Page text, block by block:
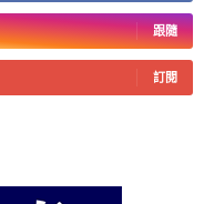
跟隨
訂閱